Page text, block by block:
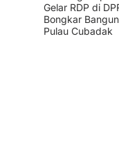
Gelar RDP di
Bongkar
Pulau Cubadak